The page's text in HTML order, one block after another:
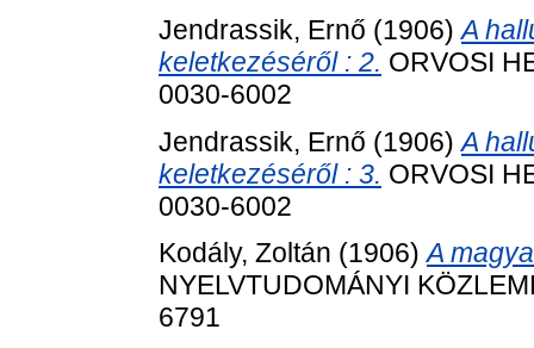
Jendrassik, Ernő (1906)A
keletkezéséről : 2. ORVOSI
0030-6002
Jendrassik, Ernő (1906)A
keletkezéséről : 3. ORVOSI
0030-6002
Kodály, Zoltán (1906)A
NYELVTUDOMÁNYI
6791